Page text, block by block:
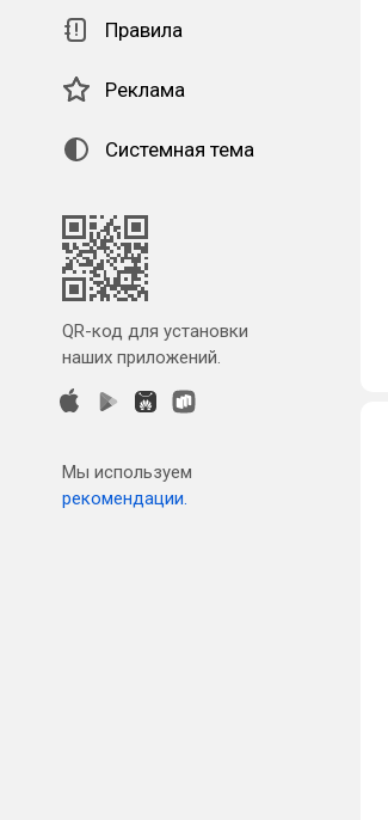
Правила
Реклама
Системная тема
QR-код для установки
наших приложений.
Мы используем
рекомендации.